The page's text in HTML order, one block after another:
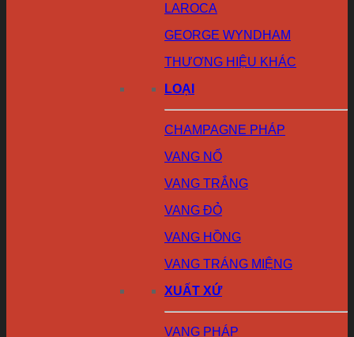
LAROCA
GEORGE WYNDHAM
THƯƠNG HIỆU KHÁC
LOẠI
CHAMPAGNE PHÁP
VANG NỔ
VANG TRẮNG
VANG ĐỎ
VANG HỒNG
VANG TRÁNG MIỆNG
XUẤT XỨ
VANG PHÁP